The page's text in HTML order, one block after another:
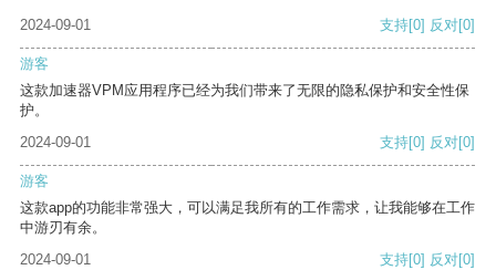
2024-09-01 支持[0] 反对[0]
游客
这款加速器VPM应用程序已经为我们带来了无限的隐私保护和安全性保
护。
2024-09-01
支持[0] 反对[0]
游客
这款app的功能非常强大，可以满足我所有的工作需求，让我能够在工作
中游刃有余。
2024-09-01
支持[0] 反对[0]